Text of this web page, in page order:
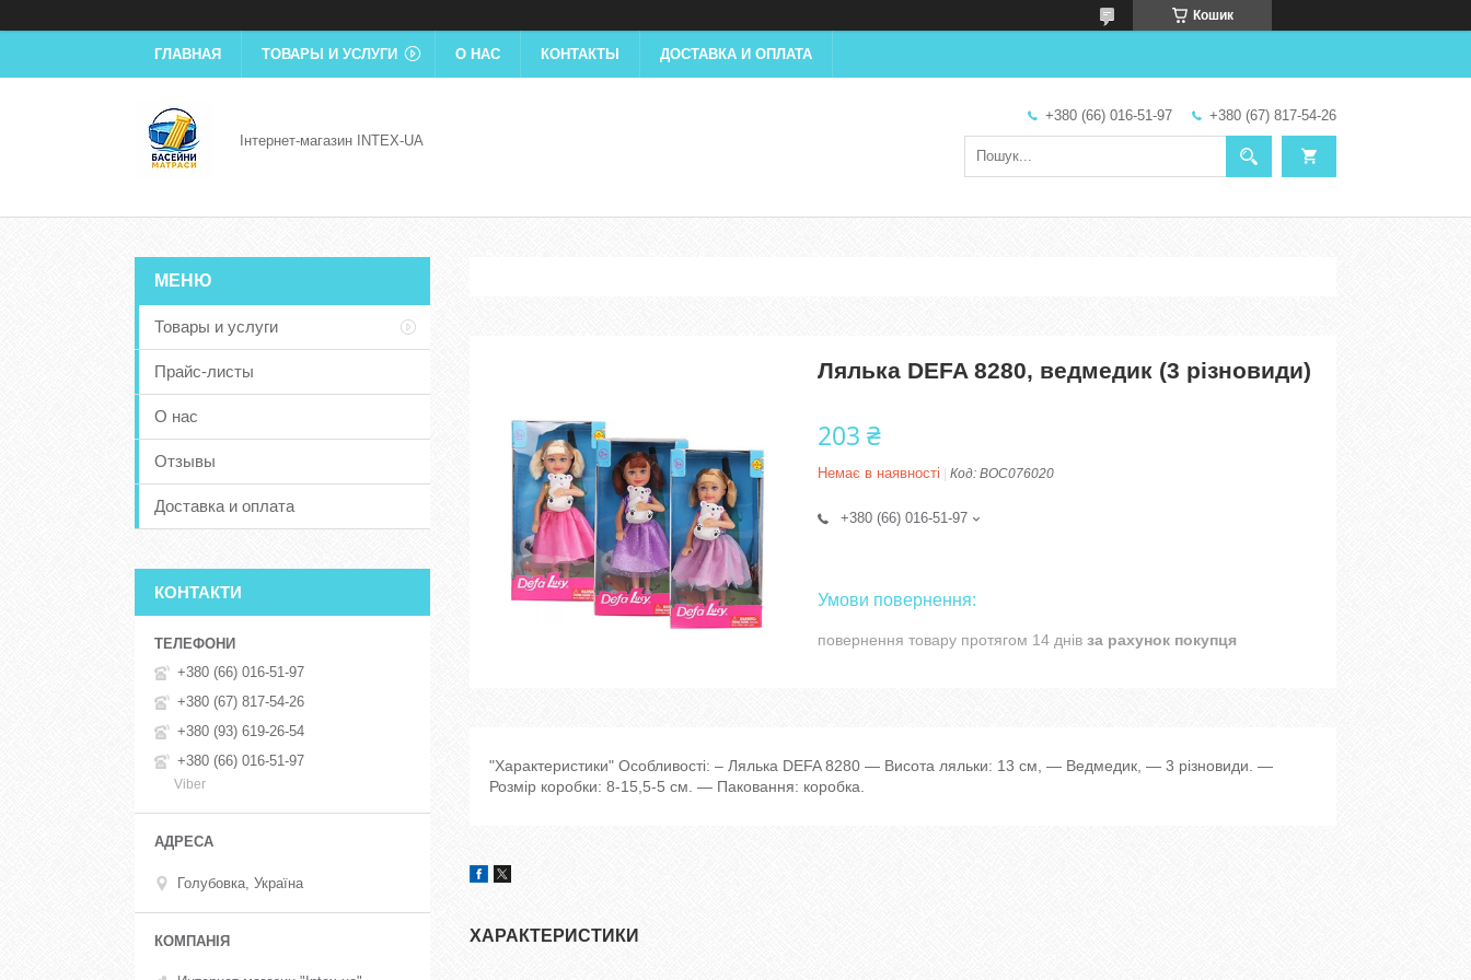
Кошик
ГЛАВНАЯ ТОВАРЫ И УСЛУГИ О НАС КОНТАКТЫ ДОСТАВКА И ОПЛАТА
Інтернет-магазин INTEX-UA
+380 (66) 016-51-97 +380 (67) 817-54-26
Лялька DEFA 8280, ведмедик (3 різновиди)
203 ₴
Немає в наявності Код: BOC076020
+380 (66) 016-51-97
повернення товару протягом 14 днів за рахунок покупця
"Характеристики" Особливості: – Лялька DEFA 8280 — Висота ляльки: 13 см, ― Ведмедик, — 3 різновиди. ―
Розмір коробки: 8-15,5-5 см. ― Паковання: коробка.
ХАРАКТЕРИСТИКИ
Товары и услуги
Прайс-листы
О нас
Отзывы
Доставка и оплата
КОНТАКТИ
+380 (66) 016-51-97
+380 (67) 817-54-26
+380 (93) 619-26-54
+380 (66) 016-51-97
Viber
Голубовка, Україна